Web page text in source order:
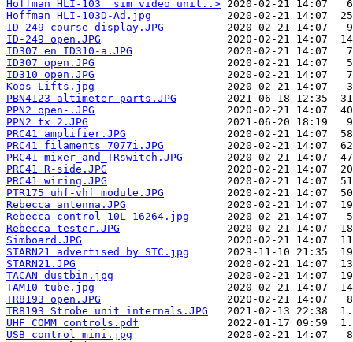
Hoffman HLI-103  sim video unit..>
Hoffman HLI-103D-Ad.jpg
ID-249 course display.JPG
ID-249 open.JPG
ID307 en ID310-a.JPG
ID307 open.JPG
ID310 open.JPG
Koos Lifts.jpg
PBN4123 altimeter parts.JPG
PPN2 open-.JPG
PPN2 tx 2.JPG
PRC41 amplifier.JPG
PRC41 filaments 7077i.JPG
PRC41 mixer_and_TRswitch.JPG
PRC41 R-side.JPG
PRC41 wiring.JPG
PTR175 uhf-vhf module.JPG
Rebecca antenna.JPG
Rebecca control 10L-16264.jpg
Rebecca tester.JPG
Simboard.JPG
STARN21 advertised by STC.jpg
STARN21.JPG
TACAN_dustbin.jpg
TAM10 tube.jpg
TR8193 open.JPG
TR8193 Strobe unit internals.JPG
UHF COMM controls.pdf
USB control mini.jpg